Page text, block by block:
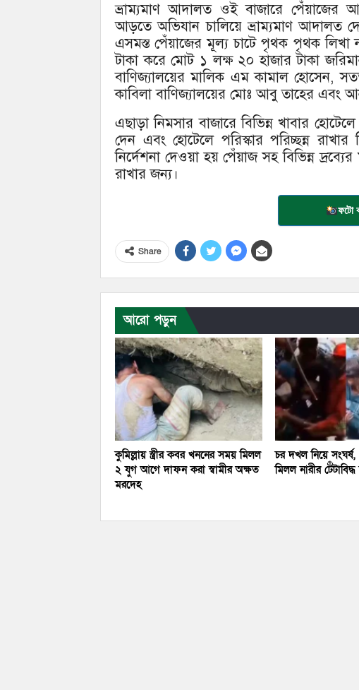
ভ্রাম্যমাণ আদালত ওই বাজারে পেঁয়াজের
আড়তে অভিযান চালিয়ে ভ্রাম্যমাণ আদালত
এসমস্ত পেঁয়াজের মূল্য চাটে পৃথক পৃথক
টাকা করে মোট ১ লক্ষ ২০ হাজার টাকা
বাণিজ্যালয়ের মালিক এম কামাল হোসেন,
কাবিলা বাণিজ্যালয়ের মোঃ আবু তাহের এবং
এছাড়া নিমসার বাজারে বিভিন্ন খাবার
দেন এবং হোটেলে পরিস্কার পরিচ্ছন্ন
নির্দেশনা দেওয়া হয় পেঁয়াজ সহ বিভিন্ন দ্রব্যের
রাখার জন্য।
ফটো
Share
আরো পড়ুন
কুমিল্লায় স্ত্রীর কবর খননের সময় মিলল
২ যুগ আগে দাফন করা স্বামীর অক্ষত
মরদেহ
চর দখল নিয়ে
মিলল নারীর